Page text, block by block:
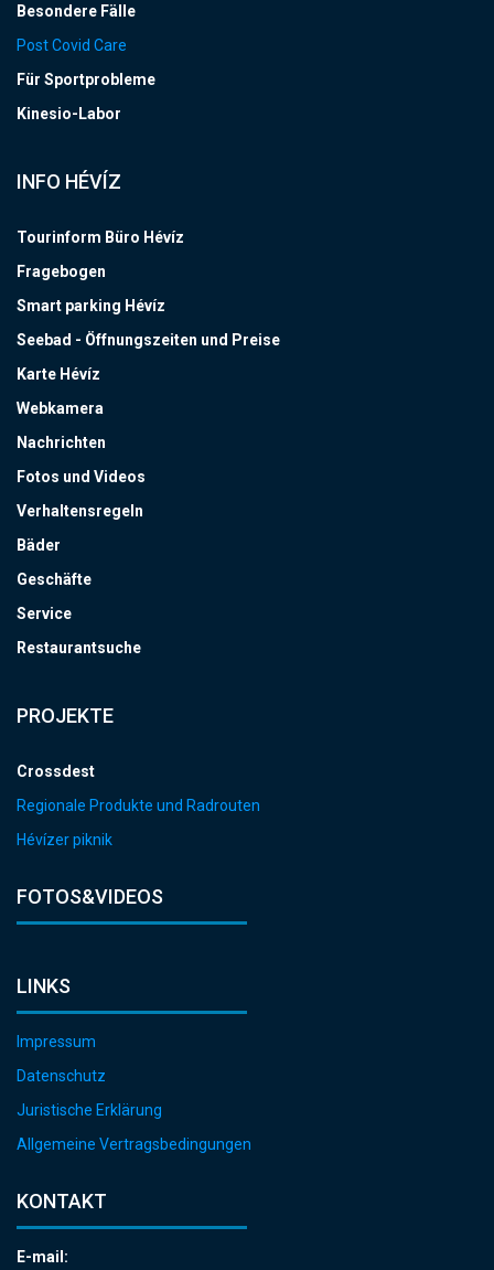
Besondere Fälle
Post Covid Care
Für Sportprobleme
Kinesio-Labor
INFO HÉVÍZ
Tourinform Büro Hévíz
Fragebogen
Smart parking Hévíz
Seebad - Öffnungszeiten und Preise
Karte Hévíz
Webkamera
Nachrichten
Fotos und Videos
Verhaltensregeln
Bäder
Geschäfte
Service
Restaurantsuche
PROJEKTE
Crossdest
Regionale Produkte und Radrouten
Hévízer piknik
FOTOS&VIDEOS
LINKS
Impressum
Datenschutz
Juristische Erklärung
Allgemeine Vertragsbedingungen
KONTAKT
E-mail: